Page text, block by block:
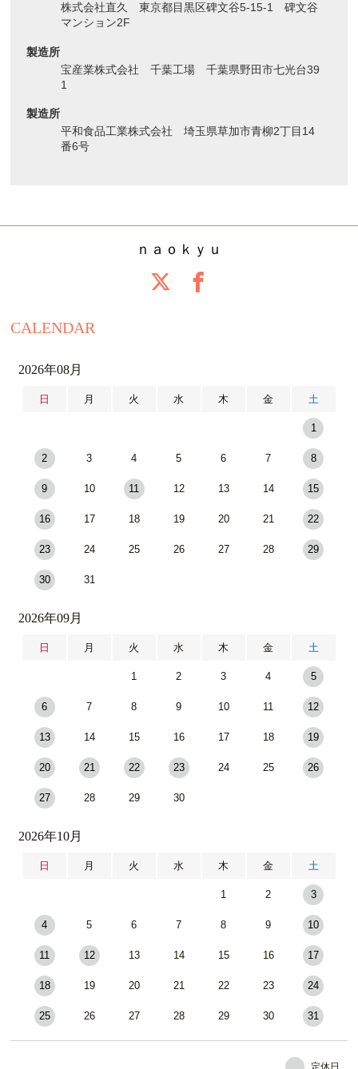
株式会社直久 東京都目黒区碑文谷5-15-1 碑文谷
マンション2F
製造所
宝産業株式会社 千葉工場 千葉県野田市七光台39
1
製造所
平和食品工業株式会社 埼玉県草加市青柳2丁目14
番6号
ｎａｏｋｙｕ
CALENDAR
2026年08月
日 月 火 水 木 金 土
1
2 3 4 5 6 7 8
9 10 11 12 13 14 15
16 17 18 19 20 21 22
23 24 25 26 27 28 29
30 31
2026年09月
日 月 火 水 木 金 土
1 2 3 4 5
6 7 8 9 10 11 12
13 14 15 16 17 18 19
20 21 22 23 24 25 26
27 28 29 30
2026年10月
日 月 火 水 木 金 土
1 2 3
4 5 6 7 8 9 10
11 12 13 14 15 16 17
18 19 20 21 22 23 24
25 26 27 28 29 30 31
定休日